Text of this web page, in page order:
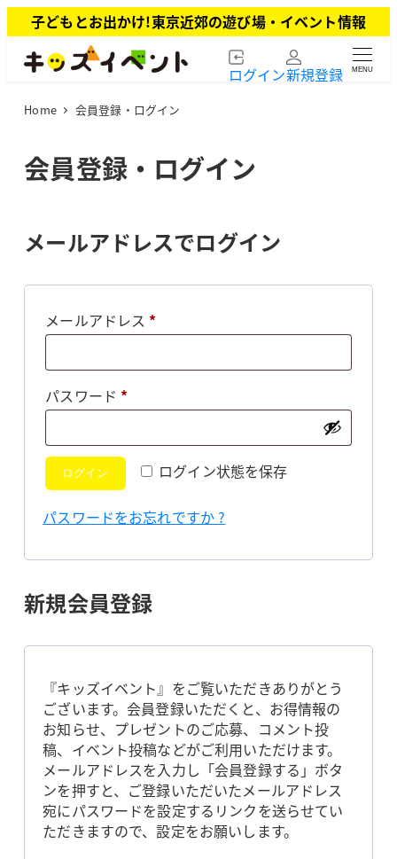
イ
子どもとお出かけ!東京近郊の遊び場・イベント情報
ログイン新規登録 MENU
Home 会員登録・ログイン
会員登録・ログイン
メールアドレスでログイン
メールアドレス *必
パスワード *必
ログイン状態を保存
ログイン
パスワードをお忘れですか ?
新規会員登録
『キッズイベント』をご覧いただきありがとう
ございます。会員登録いただくと、お得情報の
お知らせ、プレゼントのご応募、コメント投
稿、イベント投稿などがご利用いただけます。
メールアドレスを入力し「会員登録する」ボタ
ンを押すと、ご登録いただいたメールアドレス
宛にパスワードを設定するリンクを送らせてい
ただきますので、設定をお願いします。